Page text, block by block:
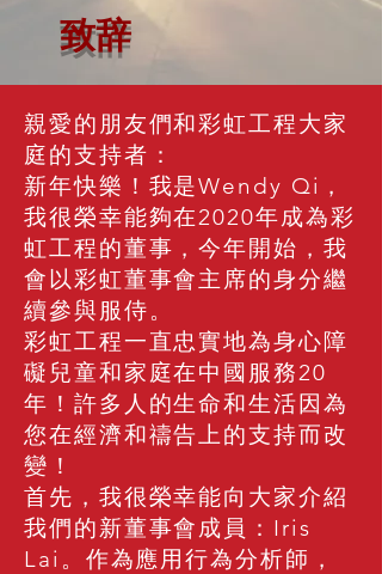
​ 致辞
親愛的朋友們和彩虹工程大家
庭的支持者：
新年快樂！我是Wendy Qi，
我很榮幸能夠在2020年成為彩
虹工程的董事，今年開始，我
會以彩虹董事會主席的身分繼
續參與服侍。
彩虹工程一直忠實地為身心障
礙兒童和家庭在中國服務20
年！許多人的生命和生活因為
您在經濟和禱告上的支持而改
變！
首先，我很榮幸能向大家介紹
我們的新董事會成員：Iris
Lai。作為應用行為分析師，